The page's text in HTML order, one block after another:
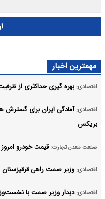
مهمترین اخبار
اقتصادی: بهره گیری حداکثری از
اقتصادی: آمادگی ایران برای گسترش
بریکس
صنعت معدن تجارت: قیمت خودرو امروز ۱۵مرداد ۱۴۰۵ در بازار مشخص شد
اقتصادی: وزیر صمت راهی
اقتصادی: دیدار وزیر صمت با